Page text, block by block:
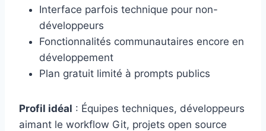
Interface parfois technique pour non-
développeurs
Fonctionnalités communautaires encore en
développement
Plan gratuit limité à prompts publics
Profil idéal : Équipes techniques, développeurs
aimant le workflow Git, projets open source